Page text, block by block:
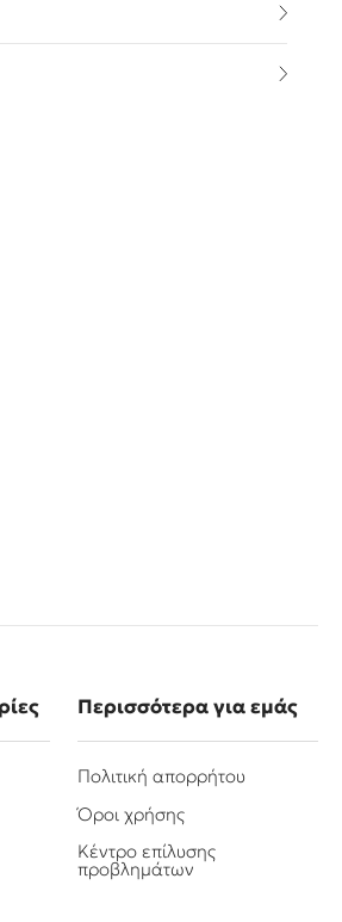
Περισσότερα για εμάς
Πολιτική απορρήτου
Όροι χρήσης
Κέντρο επίλυσης
προβλημάτων